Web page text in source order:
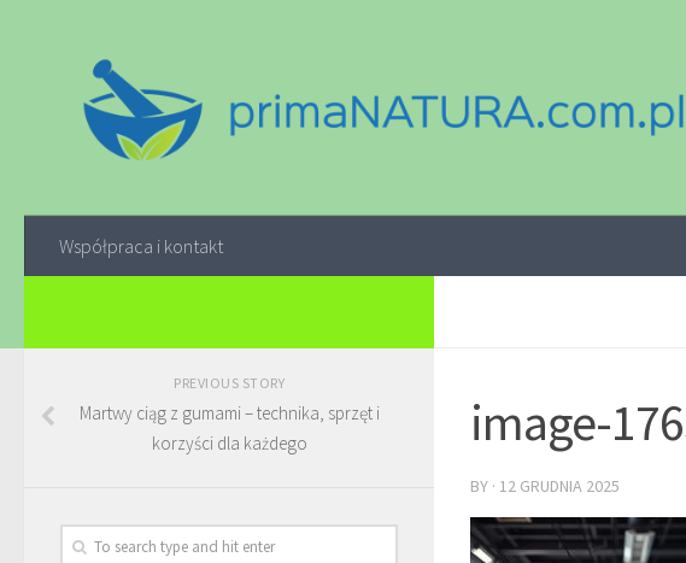
Współpraca i kontakt
image-
BY · 12 GRUDNIA 2025
PREVIOUS STORY
Martwy ciąg z gumami – technika, sprzęt i
korzyści dla każdego